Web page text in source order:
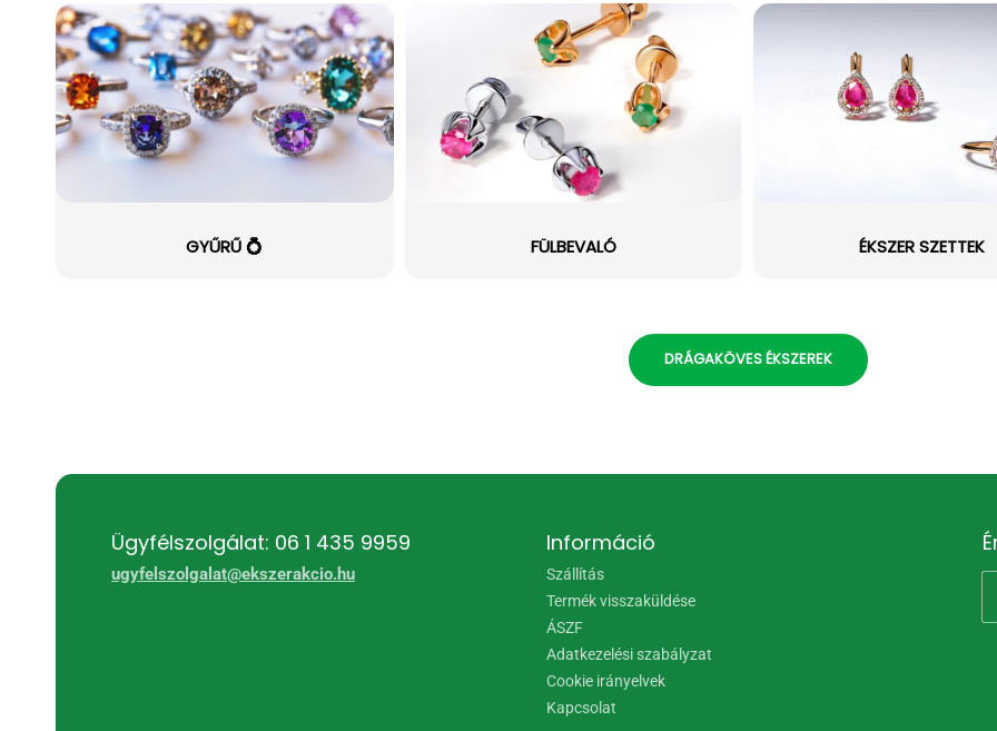
GYŰRŰ 💍 FÜLBEVALÓ ÉKSZER SZETTEK
DRÁGAKÖVES ÉKSZEREK
Ügyfélszolgálat: 06 1 435 9959
ugyfelszolgalat@ekszerakcio.hu
Információ
Szállítás
Termék visszaküldése
ÁSZF
Adatkezelési szabályzat
Cookie irányelvek
Kapcsolat